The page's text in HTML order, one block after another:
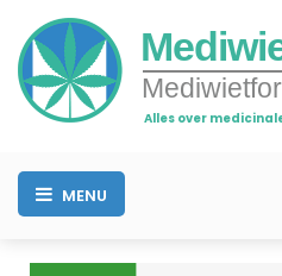
Alles over
MENU